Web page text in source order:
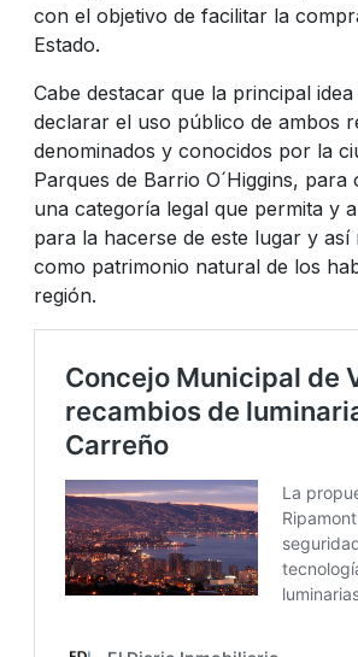
con el objetivo de facilitar la
Estado.
Cabe destacar que la principal
declarar el uso público de ambos
denominados y conocidos por la
Parques de Barrio O´Higgins,
una categoría legal que permita y
para la hacerse de este lugar y así
como patrimonio natural de los
región.